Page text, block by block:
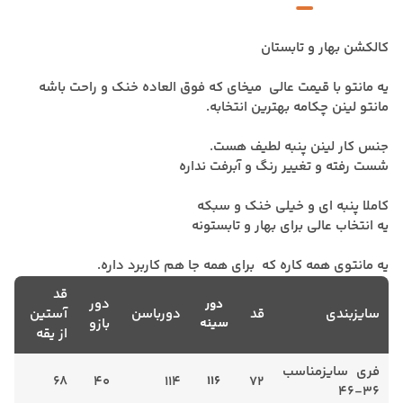
کالکشن بهار و تابستان
یه مانتو با قیمت عالی میخای که فوق العاده خنک و راحت باشه
مانتو لینن چکامه بهترین انتخابه.
جنس کار لینن پنبه لطیف هست.
شست رفته و تغییر رنگ و آبرفت نداره
کاملا پنبه ای و خیلی خنک و سبکه
یه انتخاب عالی برای بهار و تابستونه
یه مانتوی همه کاره که برای همه جا هم کاربرد داره.
سایزبندی قد
دور
سینه
دورباسن
دور
بازو
قد
آستین
از یقه
فری سایزمناسب
36-46
72
116
114
40
68